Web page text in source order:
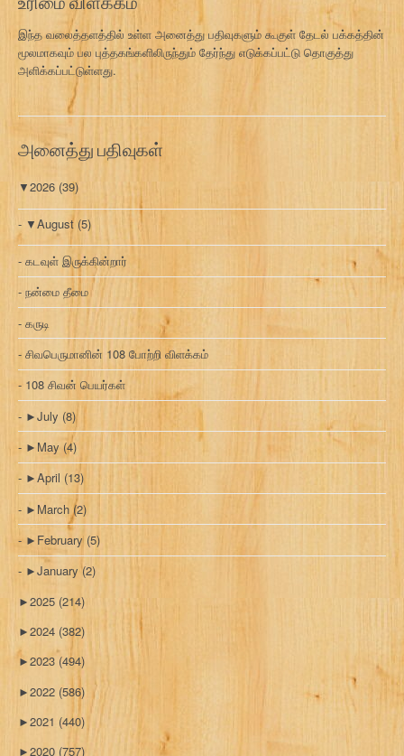
இந்த வலைத்தளத்தில் உள்ள அனைத்து பதிவுகளும் கூகுள் தேடல் பக்கத்தின்
மூலமாகவும் பல புத்தகங்களிலிருந்தும் தேர்ந்து எடுக்கப்பட்டு தொகுத்து
அளிக்கப்பட்டுள்ளது.
அனைத்து பதிவுகள்
▼2026 (39)
▼August (5)
கடவுள் இருக்கின்றார்
நன்மை தீமை
கருடி
சிவபெருமானின் 108 போற்றி விளக்கம்
108 சிவன் பெயர்கள்
►July (8)
► May (4)
►April (13)
► March (2)
► February (5)
►January(2)
►2025 (214)
►2024 (382)
►2023 (494)
►2022 (586)
►2021 (440)
►2020 (757)